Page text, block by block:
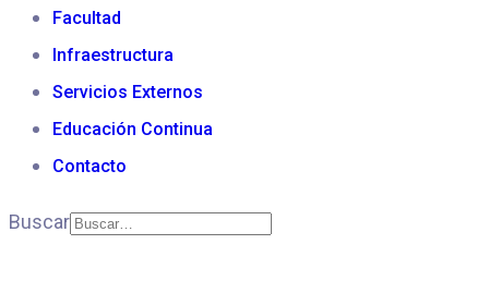
Facultad
Infraestructura
Servicios Externos
Educación Continua
Contacto
Buscar